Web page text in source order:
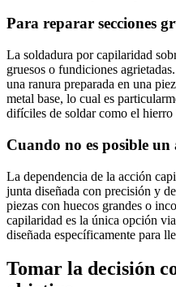
Para reparar secciones
La soldadura por capilaridad
gruesos o fundiciones
una ranura preparada en una
metal base, lo cual es
difíciles de soldar como el
Cuando no es posible un
La dependencia de la acción
junta diseñada con precisión y
piezas con huecos grandes o
capilaridad es la única opción
diseñada específicamente para
Tomar la decisión